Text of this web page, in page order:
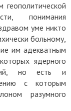
понимания
уме никто
больному,
им адекватным
ядерного
но есть и
с которым
разумного